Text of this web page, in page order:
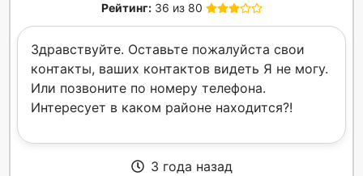
Рейтинг: 36 из 80
Здравствуйте. Оставьте пожалуйста свои
контакты, ваших контактов видеть Я не могу.
Или позвоните по номеру телефона.
Интересует в каком районе находится?!
3 года назад